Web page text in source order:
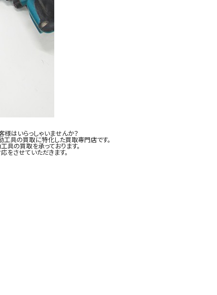
はいらっしゃいませんか？
工具の買取に特化した買取専門店です。
具の買取を承っております。
をさせていただきます。